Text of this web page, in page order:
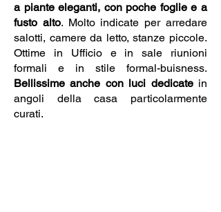
a piante eleganti, con poche foglie e a
fusto alto. Molto indicate per arredare
salotti, camere da letto, stanze piccole.
Ottime in Ufficio e in sale riunioni
formali e in stile formal-buisness.
Bellissime anche con luci dedicatein
angoli della casa particolarmente
curati.